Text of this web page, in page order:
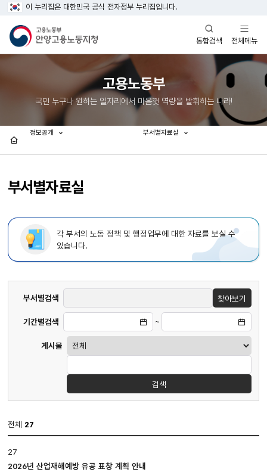
이 누리집은 대한민국 공식 전자정부 누리집입니다.
통합검색
열기
전체메뉴
열기
고용노동부
국민 누구나 원하는 일자리에서 마음껏 역량을 발휘하는 나라!
부서별자료실
정보공개 부서별자료실
각 부서의 노동 정책 및 행정업무에 대한 자료를 보실 수
있습니다.
게시판
부서별검색 찾아보기
기간별검색 ~
게시물
검색
전체 27
게시판
입니다.
27
2026년 산업재해예방 유공 표창 계획 안내